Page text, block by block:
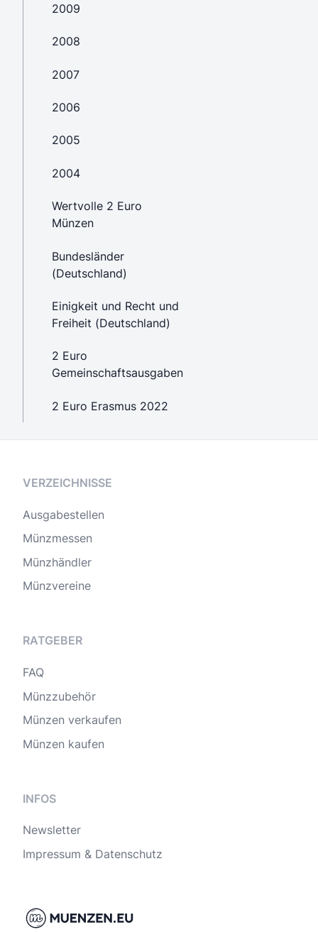
2009
2008
2007
2006
2005
2004
Wertvolle 2 Euro
Münzen
Bundesländer
(Deutschland)
Einigkeit und Recht und
Freiheit (Deutschland)
2 Euro
Gemeinschaftsausgaben
2 Euro Erasmus 2022
VERZEICHNISSE
Ausgabestellen
Münzmessen
Münzhändler
Münzvereine
RATGEBER
FAQ
Münzzubehör
Münzen verkaufen
Münzen kaufen
INFOS
Newsletter
Impressum & Datenschutz